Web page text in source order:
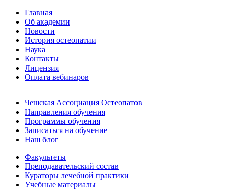
Главная
Об академии
Новости
История остеопатии
Наука
Контакты
Лицензия
Оплата вебинаров
Чешская Ассоциация Остеопатов
Направления обучения
Программы обучения
Записаться на обучение
Наш блог
Факультеты
Преподавательский состав
Кураторы лечебной практики
Учебные материалы